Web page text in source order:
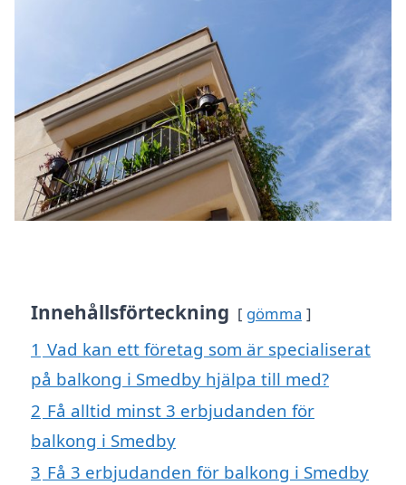
Innehållsförteckning gömma
1 Vad kan ett företag som är specialiserat
på balkong i Smedby hjälpa till med?
2 Få alltid minst 3 erbjudanden för
balkong i Smedby
3 Få 3 erbjudanden för balkong i Smedby